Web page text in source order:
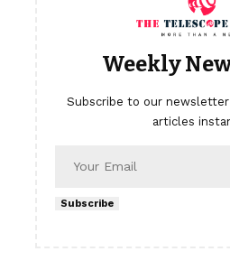
Weekly
Subscribe to our
articles
Subscribe